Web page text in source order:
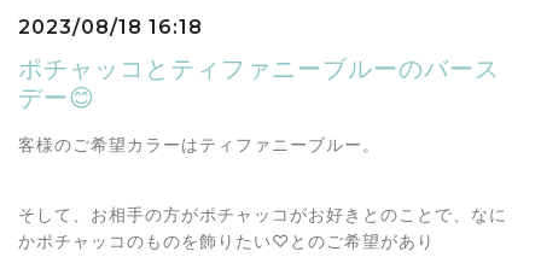
2023/08/18 16:18
ポチャッコとティファニーブルーのバース
デー😊
客様のご希望カラーはティファニーブルー。
そして、お相手の方がポチャッコがお好きとのことで、なに
かポチャッコのものを飾りたい♡とのご希望があり